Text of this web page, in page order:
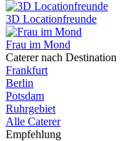
3D Locationfreunde
Frau im Mond
Caterer nach Destination
Frankfurt
Berlin
Potsdam
Ruhrgebiet
Alle Caterer
Empfehlung